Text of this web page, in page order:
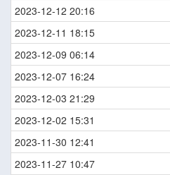
2023-12-12 20:16
2023-12-11 18:15
2023-12-09 06:14
2023-12-07 16:24
2023-12-03 21:29
2023-12-02 15:31
2023-11-30 12:41
2023-11-27 10:47